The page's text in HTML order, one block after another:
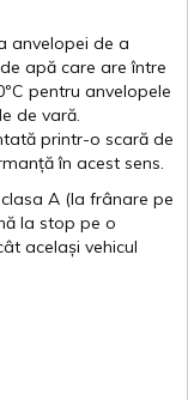
anvelopei de a
de apă care areîntre
pentru anvelopele
de vară.
printr-o scară de
în acest sens.
clasa A (la frânare pe
la stop pe o
același vehicul